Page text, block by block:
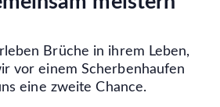
Brüche in ihrem Leben,
vor einem Scherbenhaufen
eine zweite Chance.